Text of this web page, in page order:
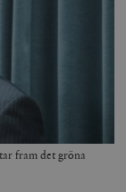
fram det gröna